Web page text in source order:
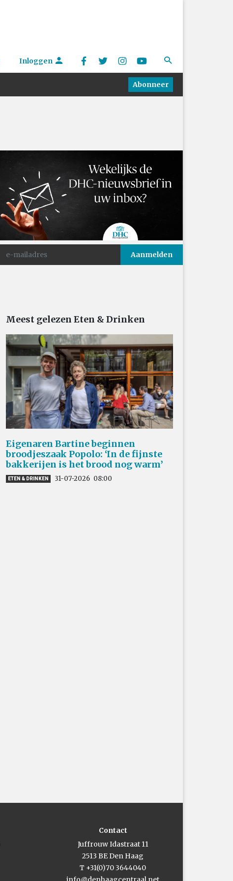
Inloggen
Abonneer
Meest gelezen Eten & Drinken
Eigenaren Bartine beginnen
broodjeszaak Popolo: ‘In de fijnste
bakkerijen is het brood nog warm’
ETEN & DRINKEN 31-07-2026 08:00
Contact
Juffrouw Idastraat 11
2513 BE Den Haag
T +31(0)70 3644040